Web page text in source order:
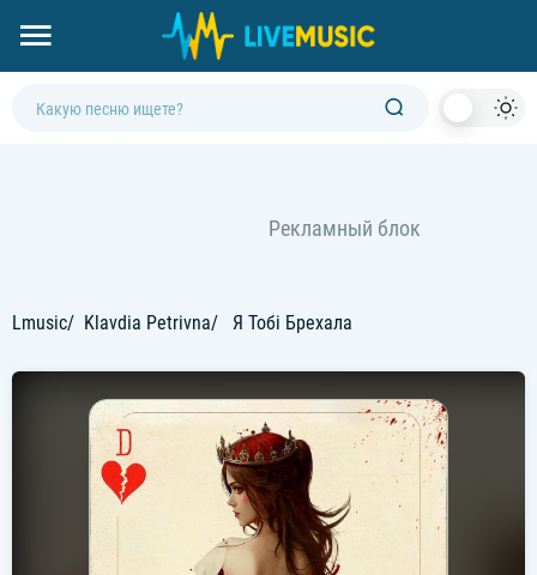
Lmusic Klavdia Petrivna Я Тобі Брехала